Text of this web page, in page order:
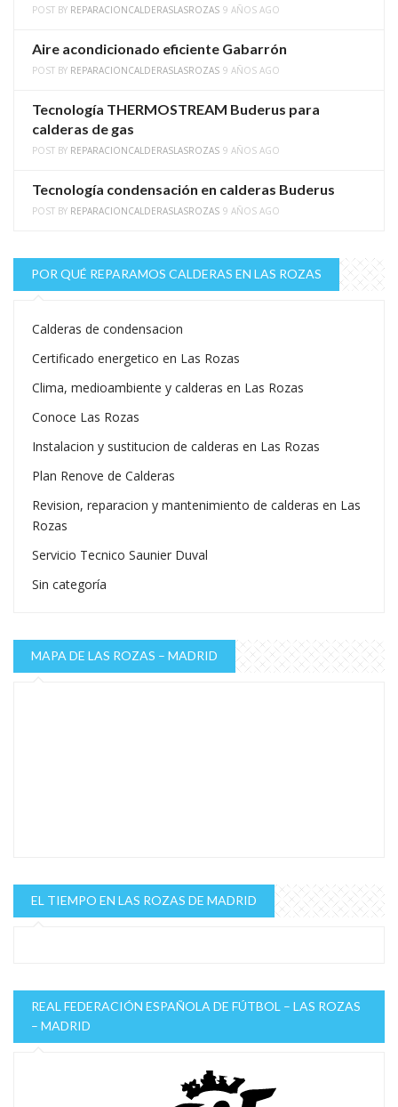
POST BY REPARACIONCALDERASLASROZAS 9 AÑOS AGO
Aire acondicionado eficiente Gabarrón
POST BY REPARACIONCALDERASLASROZAS 9 AÑOS AGO
Tecnología THERMOSTREAM Buderus para
calderas de gas
POST BY REPARACIONCALDERASLASROZAS 9 AÑOS AGO
Tecnología condensación en calderas Buderus
POST BY REPARACIONCALDERASLASROZAS 9 AÑOS AGO
POR QUÉ REPARAMOS CALDERAS EN LAS ROZAS
Calderas de condensacion
Certificado energetico en Las Rozas
Clima, medioambiente y calderas en Las Rozas
Conoce Las Rozas
Instalacion y sustitucion de calderas en Las Rozas
Plan Renove de Calderas
Revision, reparacion y mantenimiento de calderas en Las
Rozas
Servicio Tecnico Saunier Duval
Sin categoría
MAPA DE LAS ROZAS – MADRID
EL TIEMPO EN LAS ROZAS DE MADRID
REAL FEDERACIÓN ESPAÑOLA DE FÚTBOL – LAS ROZAS
– MADRID